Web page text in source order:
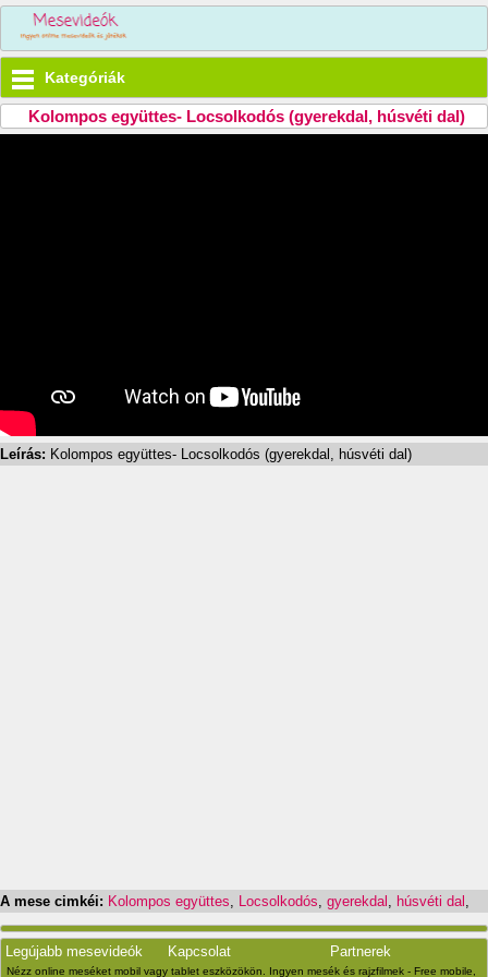
Kategóriák
Kolompos együttes- Locsolkodós (gyerekdal, húsvéti dal)
Leírás: Kolompos együttes- Locsolkodós (gyerekdal, húsvéti dal)
A mese cimkéi: Kolompos együttes Locsolkodós gyerekdal húsvéti dal
Legújabb mesevideók Kapcsolat Partnerek
Nézz online meséket mobil vagy tablet eszközökön. Ingyen mesék és rajzfilmek - Free mobile,